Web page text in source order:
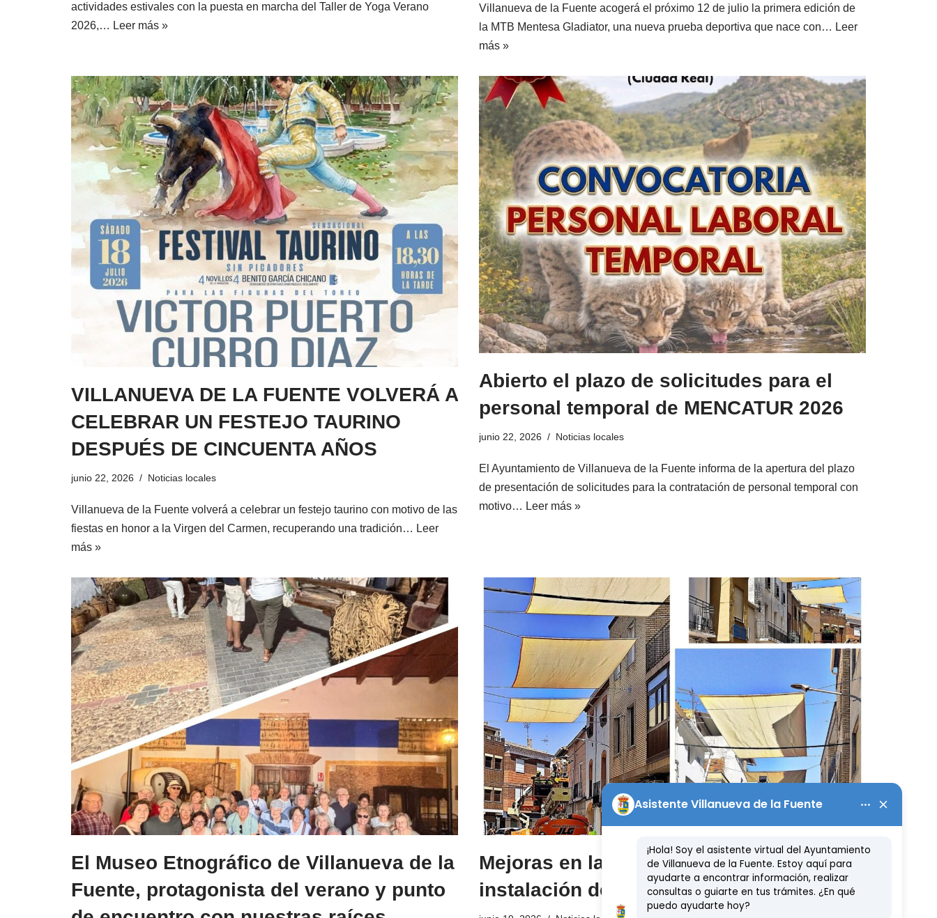
actividades estivales con la puesta en marcha del Taller de Yoga Verano
2026,… Leer más »
Villanueva de la Fuente acogerá el próximo 12 de julio la primera edición de
la MTB Mentesa Gladiator, una nueva prueba deportiva que nace con… Leer
más »
VILLANUEVA DE LA FUENTE VOLVERÁ A
CELEBRAR UN FESTEJO TAURINO
DESPUÉS DE CINCUENTA AÑOS
junio 22, 2026 Noticias locales
Villanueva de la Fuente volverá a celebrar un festejo taurino con motivo de las
fiestas en honor a la Virgen del Carmen, recuperando una tradición… Leer
más »
Abierto el plazo de solicitudes para el
personal temporal de MENCATUR 2026
junio 22, 2026 Noticias locales
El Ayuntamiento de Villanueva de la Fuente informa de la apertura del plazo
de presentación de solicitudes para la contratación de personal temporal con
motivo… Leer más »
El Museo Etnográfico de Villanueva de la
Fuente, protagonista del verano y punto
Mejoras en las zonas peatonales con la
instalación de toldos en el centro urbano